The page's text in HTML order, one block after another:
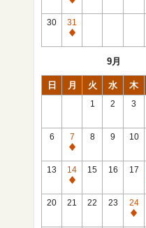
休
館
日
30
31
休
9月
日 月 火 水 木
1 2 3
6
7
休
館
日
8 9 10
13
14
休
館
15 16 17
20 21 22 23
24
休